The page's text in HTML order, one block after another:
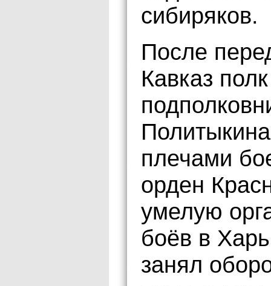
сибиряков.
После
Кавказ
плечами
орден
умелую
боёв в
занял